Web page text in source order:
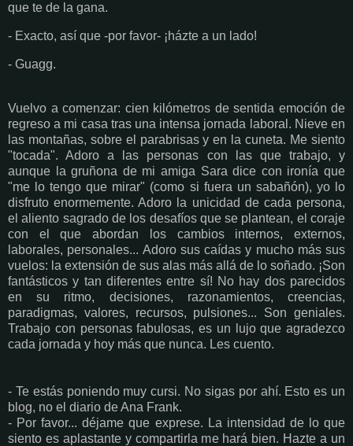
que te de la gana.
- Exacto, así que -por favor- ¡házte a un lado!
- Guagg.
Vuelvo a comenzar: cien kilómetros de sentida emoción de
regreso a mi casa tras una intensa jornada laboral. Nieve en
las montañas, sobre el parabrisas y en la cuneta. Me siento
"tocada". Adoro a las personas con las que trabajo, y
aunque la gruñona de mi amiga Sara dice con ironía que
"me lo tengo que mirar" (como si fuera un sabañón), yo lo
disfruto enormemente. Adoro la unicidad de cada persona,
el aliento sagrado de los desafíos que se plantean, el coraje
con el que abordan los cambios internos, externos,
laborales, personales... Adoro sus caídas y mucho más sus
vuelos: la extensión de sus alas más allá de lo soñado. ¡Son
fantásticos y tan diferentes entre sí! No hay dos parecidos
en su ritmo, decisiones, razonamientos, creencias,
paradigmas, valores, recursos, pulsiones... Son geniales.
Trabajo con personas fabulosas, es un lujo que agradezco
cada jornada y hoy más que nunca. Les cuento.
- Te estás poniendo muy cursi. No sigas por ahí. Esto es un
blog, no el diario de Ana Frank.
- Por favor... déjame que exprese. La intensidad de lo que
siento es aplastante y compartirla me hará bien. Hazte a un